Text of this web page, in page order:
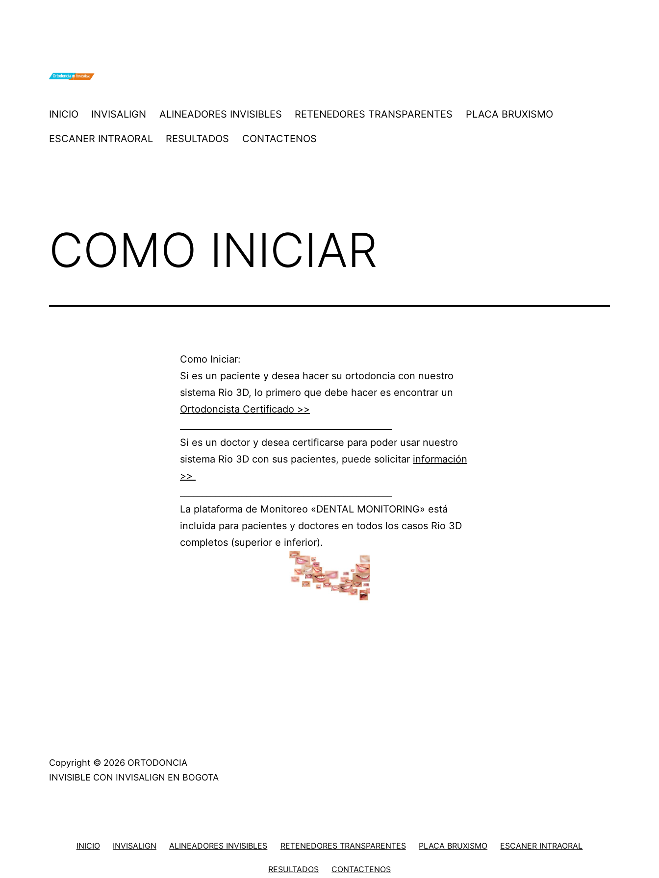
ORTODONCIA
INVISALIGN
INICIO INVISALIGN ALINEADORES INVISIBLES RETENEDORES TRANSPARENTES PLACA BRUXISMO
ESCANER INTRAORAL RESULTADOS CONTACTENOS
COMO INICIAR
Como Iniciar:
Si es un paciente y desea hacer su ortodoncia con nuestro
sistema Rio 3D, lo primero que debe hacer es encontrar un
Ortodoncista Certificado >>
Si es un doctor y desea certificarse para poder usar nuestro
sistema Rio 3D con sus pacientes, puede solicitar información
>>
La plataforma de Monitoreo «DENTAL MONITORING» está
incluida para pacientes y doctores en todos los casos Rio 3D
completos (superior e inferior).
Copyright © 2026 ORTODONCIA
INVISIBLE CON INVISALIGN EN BOGOTA
INICIO INVISALIGN ALINEADORES INVISIBLES RETENEDORES TRANSPARENTES PLACA BRUXISMO ESCANER INTRAORAL
RESULTADOS CONTACTENOS